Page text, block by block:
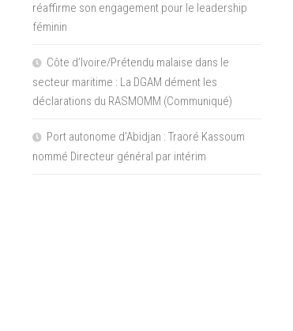
réaffirme son engagement pour le leadership
féminin
Côte d’Ivoire/Prétendu malaise dans le
secteur maritime : La DGAM dément les
déclarations du RASMOMM (Communiqué)
Port autonome d’Abidjan : Traoré Kassoum
nommé Directeur général par intérim